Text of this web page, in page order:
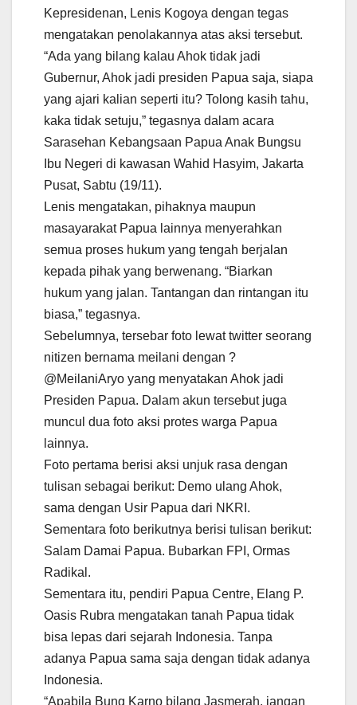
Kepresidenan, Lenis Kogoya dengan tegas
mengatakan penolakannya atas aksi tersebut.
“Ada yang bilang kalau Ahok tidak jadi
Gubernur, Ahok jadi presiden Papua saja, siapa
yang ajari kalian seperti itu? Tolong kasih tahu,
kaka tidak setuju,” tegasnya dalam acara
Sarasehan Kebangsaan Papua Anak Bungsu
Ibu Negeri di kawasan Wahid Hasyim, Jakarta
Pusat, Sabtu (19/11).
Lenis mengatakan, pihaknya maupun
masayarakat Papua lainnya menyerahkan
semua proses hukum yang tengah berjalan
kepada pihak yang berwenang. “Biarkan
hukum yang jalan. Tantangan dan rintangan itu
biasa,” tegasnya.
Sebelumnya, tersebar foto lewat twitter seorang
nitizen bernama meilani dengan ?
@MeilaniAryo yang menyatakan Ahok jadi
Presiden Papua. Dalam akun tersebut juga
muncul dua foto aksi protes warga Papua
lainnya.
Foto pertama berisi aksi unjuk rasa dengan
tulisan sebagai berikut: Demo ulang Ahok,
sama dengan Usir Papua dari NKRI.
Sementara foto berikutnya berisi tulisan berikut:
Salam Damai Papua. Bubarkan FPI, Ormas
Radikal.
Sementara itu, pendiri Papua Centre, Elang P.
Oasis Rubra mengatakan tanah Papua tidak
bisa lepas dari sejarah Indonesia. Tanpa
adanya Papua sama saja dengan tidak adanya
Indonesia.
“Apabila Bung Karno bilang Jasmerah, jangan